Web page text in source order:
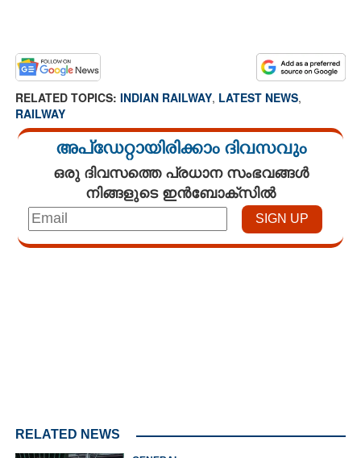
RELATED TOPICS: INDIAN RAILWAY, LATEST NEWS,
RAILWAY
അപ്ഡേറ്റായിരിക്കാം ദിവസവും
ഒരു ദിവസത്തെ പ്രധാന സംഭവങ്ങൾ
നിങ്ങളുടെ ഇൻബോക്സിൽ
RELATED NEWS